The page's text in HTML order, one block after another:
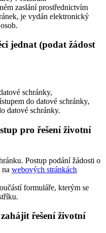
zaslání prostřednictvím
je vydán elektronický
jednat (podat žádost
schránky,
do datové schránky,
datové schránky.
pro řešení životní
Postup podání žádosti o
webových stránkách
formuláře, kterým se
řešení životní